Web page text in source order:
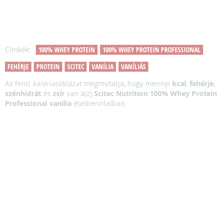
Címkék: 100% WHEY PROTEIN
100% WHEY PROTEIN PROFESSIONAL
FEHÉRJE
PROTEIN SCITEC VANÍLIA
VANÍLIÁS
Az fenti kalóriatáblázatmegmutatja, hogy mennyi kcal, fehérje,
szénhidrát és zsír van a(z) Scitec Nutrition 100% Whey Protein
Professional vanília ételben/italban.